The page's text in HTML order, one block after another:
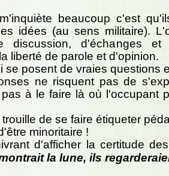
beaucoup c'est
idées (au sens militaire).
discussion, d'échanges et
liberté de parole et d'opinion.
se posent de vraies questions
ne risquent pas de
pas à le faire là où l'occupant
trouille de se faire étiqueter
minoritaire !
d'afficher la certitude
la lune, ils